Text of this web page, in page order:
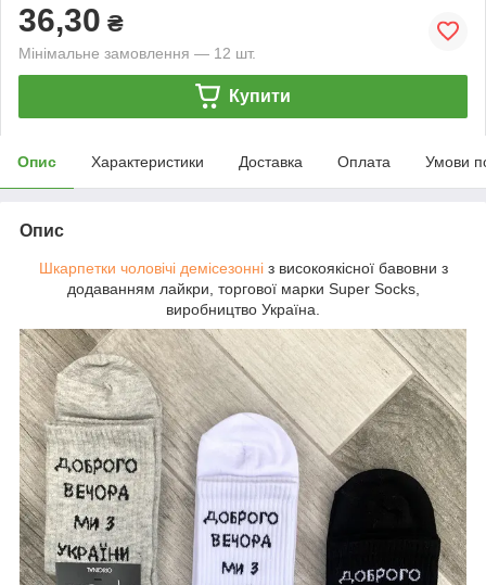
36,30 ₴
Мінімальне замовлення — 12 шт.
Купити
Опис Характеристики Доставка Оплата Умови
Опис
Шкарпетки чоловічі демісезонніз високоякісної бавовни з
додаванням лайкри, торгової марки Super Socks,
виробництво Україна.